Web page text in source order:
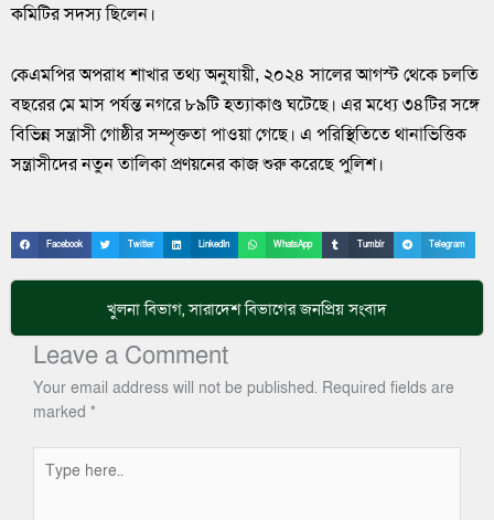
কমিটির সদস্য ছিলেন।
কেএমপির অপরাধ শাখার তথ্য অনুযায়ী, ২০২৪ সালের আগস্ট থেকে চলতি
বছরের মে মাস পর্যন্ত নগরে ৮৯টি হত্যাকাণ্ড ঘটেছে। এর মধ্যে ৩৪টির সঙ্গে
বিভিন্ন সন্ত্রাসী গোষ্ঠীর সম্পৃক্ততা পাওয়া গেছে। এ পরিস্থিতিতে থানাভিত্তিক
সন্ত্রাসীদের নতুন তালিকা প্রণয়নের কাজ শুরু করেছে পুলিশ।
Facebook Twitter LinkedIn WhatsApp Tumblr Telegram
খুলনা বিভাগ,সারাদেশবিভাগের জনপ্রিয় সংবাদ
Leave a Comment
Your email address will not be published. Required fields are
marked *
here..